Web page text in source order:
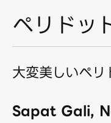
ペリドッ
大変美しいペリ
Sapat Gali,